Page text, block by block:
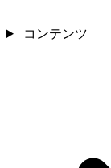
コンテンツ